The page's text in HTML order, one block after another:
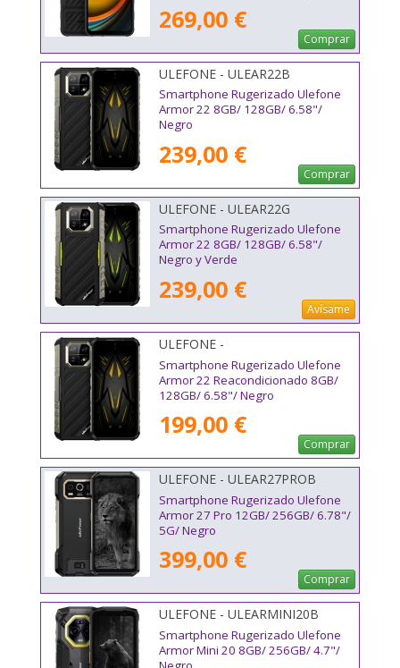
269,00 €
Comprar
ULEFONE - ULEAR22B
Smartphone Rugerizado Ulefone
Armor 22 8GB/ 128GB/ 6.58"/
Negro
239,00 €
Comprar
ULEFONE - ULEAR22G
Smartphone Rugerizado Ulefone
Armor 22 8GB/ 128GB/ 6.58"/
Negro y Verde
239,00 €
Avísame
ULEFONE -
Smartphone Rugerizado Ulefone
Armor 22 Reacondicionado 8GB/
128GB/ 6.58"/ Negro
199,00 €
Comprar
ULEFONE - ULEAR27PROB
Smartphone Rugerizado Ulefone
Armor 27 Pro 12GB/ 256GB/ 6.78"/
5G/ Negro
399,00 €
Comprar
ULEFONE - ULEARMINI20B
Smartphone Rugerizado Ulefone
Armor Mini 20 8GB/ 256GB/ 4.7"/